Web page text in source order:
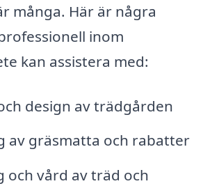
många. Här är några
inom
kan assistera med:
design av trädgården
av gräsmatta och rabatter
och vård av träd och